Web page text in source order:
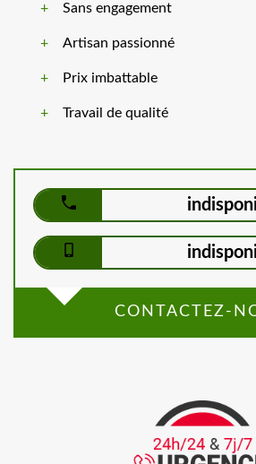
Sans engagement
Artisan passionné
Prix imbattable
Travail de qualité
CONTACTEZ-